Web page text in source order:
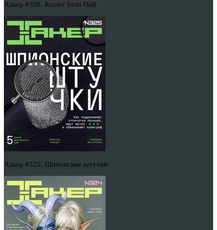
Хакер #326. Router from Hell
Хакер #325. Шпионские штучки